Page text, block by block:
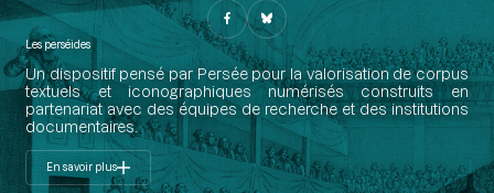
Les perséides
Un dispositif pensé par Persée pour la valorisation de corpus
textuels et iconographiques numérisés construits en
partenariat avec des équipes de recherche et des institutions
documentaires.
En savoir plus